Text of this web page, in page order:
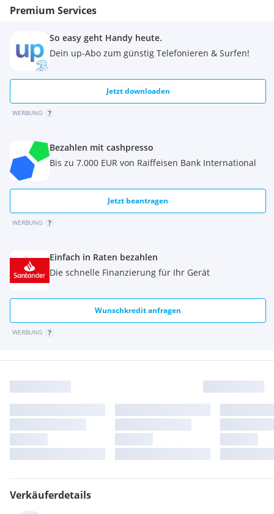
Premium Services
So easy geht Handy heute.
Dein up-Abo zum günstig Telefonieren & Surfen!
Jetzt downloaden
WERBUNG
Bezahlen mit cashpresso
Bis zu 7.000 EUR von Raiffeisen Bank International
Jetzt beantragen
WERBUNG
Einfach in Raten bezahlen
Die schnelle Finanzierung für Ihr Gerät
Wunschkredit anfragen
WERBUNG
Verkäuferdetails